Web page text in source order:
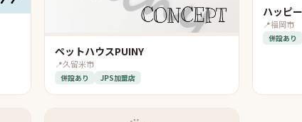
ペットハウスPUINY
📍久留米市
併設あり JPS加盟店
ハッピ
📍福岡市
併設あり